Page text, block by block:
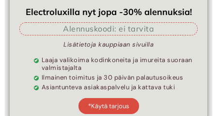
Electroluxilla nyt jopa -30% alennuksia!
Alennuskoodi: ei tarvita
Lisätietoja kauppiaan sivuilla
Laaja valikoima kodinkoneita ja imureita suoraan
valmistajalta
Ilmainen toimitus ja 30 päivän palautusoikeus
Asiantunteva asiakaspalvelu ja kattava tuki
*Käytä tarjous